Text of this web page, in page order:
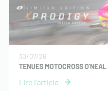
30/07/26
TENUES MOTOCROSS O'NEAL